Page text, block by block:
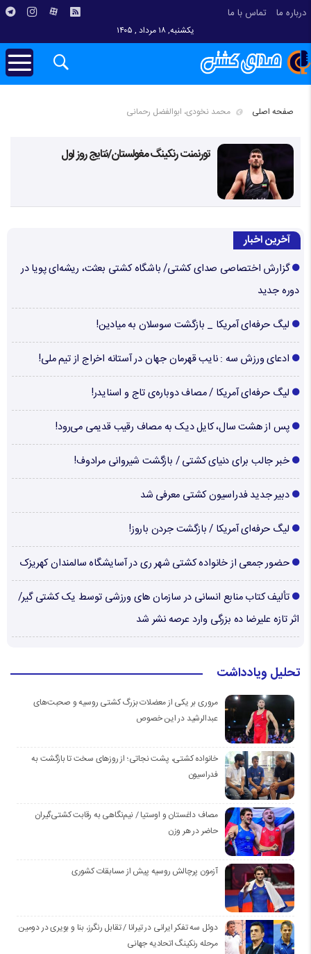
درباره ما تماس با ما
یکشنبه, ۱۸ مرداد , ۱۴۰۵
صفحه اصلی محمد نخودی، ابوالفضل رحمانی
تورنمنت رنکینگ مغولستان/نتایج روز اول
آخرین اخبار
گزارش اختصاصی صدای کشتی/ باشگاه کشتی بعثت، ریشه‌ای پویا در
دوره جدید
لیگ حرفه‌ای آمریکا _ بازگشت سوسلان به میادین!
ادعای ورزش سه : نایب قهرمان جهان در آستانه اخراج از تیم ملی!
لیگ حرفه‌ای آمریکا / مصاف دوباره‌ی تاج و اسنایدر!
پس از هشت سال، کایل دیک به مصاف رقیب قدیمی می‌رود!
خبر جالب برای دنیای کشتی / بازگشت شیروانی مرادوف!
دبیر جدید فدراسیون کشتی معرفی شد
لیگ حرفه‌ای آمریکا / بازگشت جردن باروز!
حضور جمعی از خانواده کشتی شهر ری در آسایشگاه سالمندان کهریزک
تألیف کتاب منابع انسانی در سازمان های ورزشی توسط یک کشتی گیر/
اثر تازه علیرضا ده بزرگی وارد عرصه نشر شد
تحلیل ویادداشت
مروری بر یکی از معضلات بزرگ کشتی روسیه و صحبت‌های
عبدالرشید در این خصوص
خانواده کشتی، پشت نجاتی؛ از روزهای سخت تا بازگشت به
فدراسیون
مصاف داغستان و اوستیا / نیم‌نگاهی به رقابت کشتی‌گیران
حاضر در هر وزن
آزمون پرچالش روسیه پیش از مسابقات کشوری
دوئل سه تفکر ایرانی در تیرانا / تقابل رنگرز، بنا و بویری در دومین
مرحله رنکینگ اتحادیه جهانی